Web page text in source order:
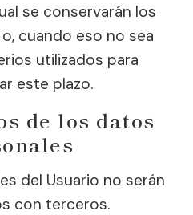
se conservarán los
cuando eso no sea
utilizados para
este plazo.
de los datos
del Usuario no serán
con terceros.